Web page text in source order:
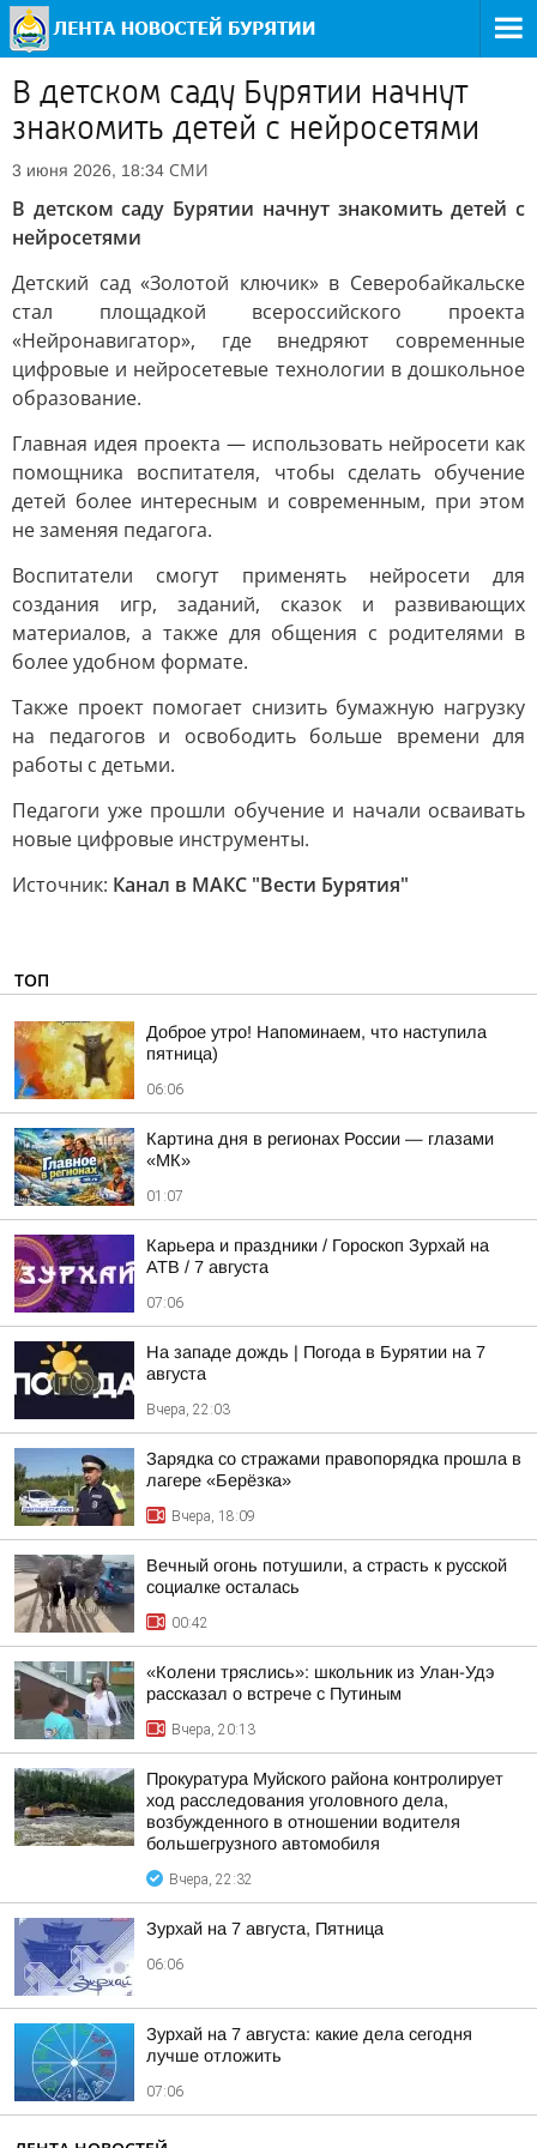
В детском саду Бурятии начнут
знакомить детей с нейросетями
3 июня 2026, 18:34 СМИ
В детском саду Бурятии начнут знакомить детей с
нейросетями
Детский сад «Золотой ключик» в Северобайкальске
стал площадкой всероссийского проекта
«Нейронавигатор», где внедряют современные
цифровые и нейросетевые технологии в дошкольное
образование.
Главная идея проекта — использовать нейросети как
помощника воспитателя, чтобы сделать обучение
детей более интересным и современным, при этом
не заменяя педагога.
Воспитатели смогут применять нейросети для
создания игр, заданий, сказок и развивающих
материалов, а также для общения с родителями в
более удобном формате.
Также проект помогает снизить бумажную нагрузку
на педагогов и освободить больше времени для
работы с детьми.
Педагоги уже прошли обучение и начали осваивать
новые цифровые инструменты.
Источник: Канал в МАКС "Вести Бурятия"
ТОП
Доброе утро! Напоминаем, что наступила
пятница)
06:06
Картина дня в регионах России — глазами
«МК»
01:07
Карьера и праздники / Гороскоп Зурхай на
АТВ / 7 августа
07:06
На западе дождь | Погода в Бурятии на 7
августа
Вчера, 22:03
Зарядка со стражами правопорядка прошла в
лагере «Берёзка»
Вчера, 18:09
Вечный огонь потушили, а страсть к русской
социалке осталась
00:42
«Колени тряслись»: школьник из Улан-Удэ
рассказал о встрече с Путиным
Вчера, 20:13
Прокуратура Муйского района контролирует
ход расследования уголовного дела,
возбужденного в отношении водителя
большегрузного автомобиля
Вчера, 22:32
Зурхай на 7 августа, Пятница
06:06
Зурхай на 7 августа: какие дела сегодня
лучше отложить
07:06